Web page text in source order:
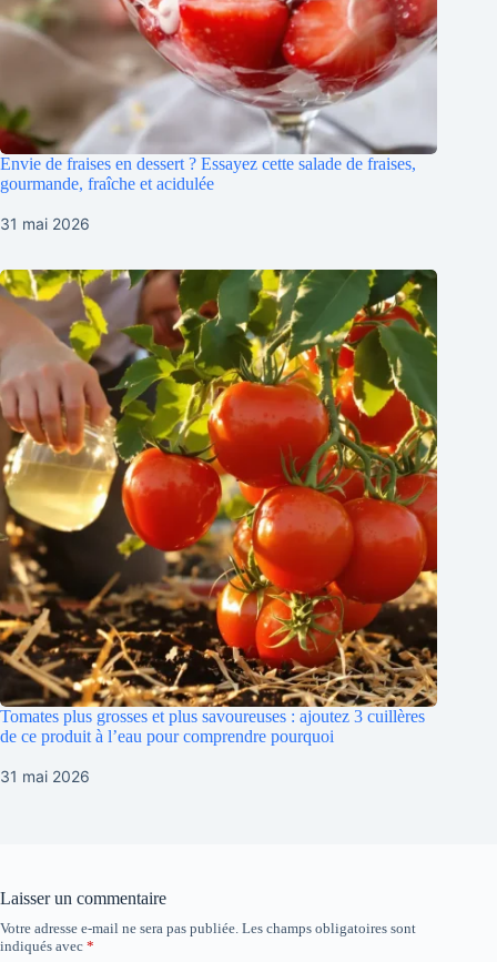
Envie de fraises en dessert ? Essayez cette salade de fraises,
gourmande, fraîche et acidulée
31 mai 2026
Tomates plus grosses et plus savoureuses : ajoutez 3 cuillères
de ce produit à l’eau pour comprendre pourquoi
31 mai 2026
Laisser un commentaire
Votre adresse e-mail ne sera pas publiée. Les champs obligatoires sont
indiqués avec *